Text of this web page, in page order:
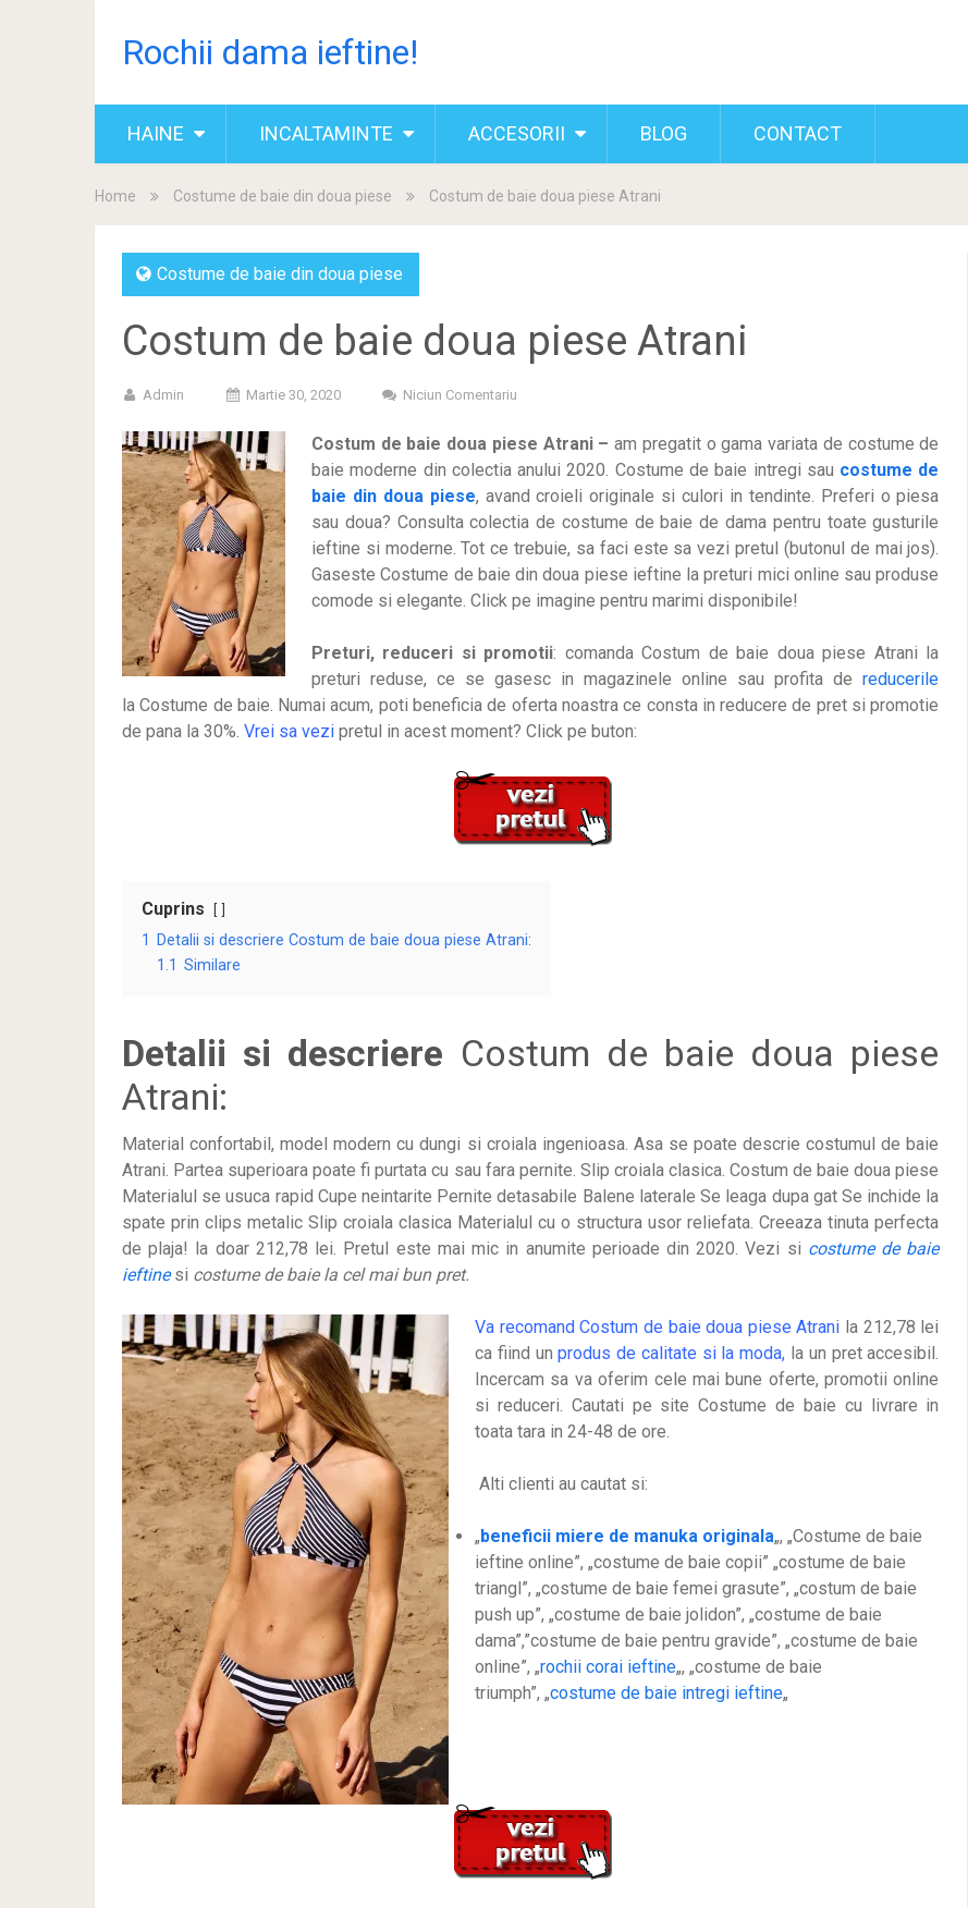
Rochii dama ieftine!
HAINE INCALTAMINTE ACCESORII BLOG CONTACT
Home Costume de baie din doua piese Costum de baie doua piese Atrani
Costume de baie din doua piese
Costum de baie doua piese Atrani
Admin Martie 30, 2020 Niciun Comentariu
Costum de baie doua piese Atrani – am pregatit o gama variata de costume de
baie moderne din colectia anului 2020. Costume de baie intregi sau costume de
baie din doua piese, avand croieli originale si culori in tendinte. Preferi o piesa
sau doua? Consulta colectia de costume de baie de dama pentru toate gusturile
ieftine si moderne. Tot ce trebuie, sa faci este sa vezi pretul (butonul de mai jos).
Gaseste Costume de baie din doua piese ieftine la preturi mici online sau produse
comode si elegante. Click pe imagine pentru marimi disponibile!
Preturi, reduceri si promotii: comanda Costum de baie doua piese Atrani la
preturi reduse, ce se gasesc in magazinele online sau profita dereducerile
la Costume de baie. Numai acum, poti beneficia de oferta noastra ce consta in reducere de pret si promotie
de pana la 30%. Vrei sa vezi pretul in acest moment? Click pe buton:
Cuprins
1
Detalii si descriere Costum de baie doua piese Atrani:
1.1 Similare
Detalii si descriere Costum de baie doua piese
Atrani:
Material confortabil, model modern cu dungi si croiala ingenioasa. Asa se poate descrie costumul de baie
Atrani. Partea superioara poate fi purtata cu sau fara pernite. Slip croiala clasica. Costum de baie doua piese
Materialul se usuca rapid Cupe neintarite Pernite detasabile Balene laterale Se leaga dupa gat Se inchide la
spate prin clips metalic Slip croiala clasica Materialul cu o structura usor reliefata. Creeaza tinuta perfecta
de plaja! la doar 212,78 lei. Pretul este mai mic in anumite perioadedin 2020. Vezi si costume de baie
ieftine si costume de baie la cel mai bun pret.
Va recomand Costum de baie doua piese Atrani la 212,78 lei
ca fiind unprodus de calitate si la moda, la un pret accesibil.
Incercam sa va oferim cele mai bune oferte, promotii online
si reduceri. Cautati pe site Costume de baie cu livrare in
toata tara in 24-48 de ore.
Alti clienti au cautat si:
„beneficii miere de manuka originala„, „Costume de baie
ieftine online”, „costume de baie copii” „costume de baie
triangl”, „costume de baie femei grasute”, „costum de baie
push up”, „costume de baie jolidon”, „costume de baie
dama”,”costume de baie pentru gravide”, „costume de baie
online”, „rochii corai ieftine„, „costume de baie
triumph”, „costume de baie intregi ieftine„